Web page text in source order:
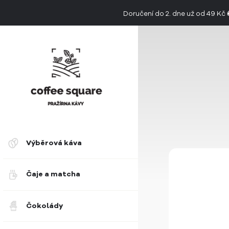
👉 Objevte jedinečnou chuť
Doručení do 2. dne už od 49 Kč
Výběrová káva
Čaje a matcha
Čokolády